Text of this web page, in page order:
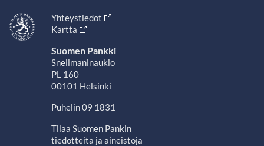
Yhteystiedot
Kartta
Suomen Pankki
Snellmaninaukio
PL 160
00101 Helsinki
Puhelin 09 1831
Tilaa Suomen Pankin
tiedotteita ja aineistoja